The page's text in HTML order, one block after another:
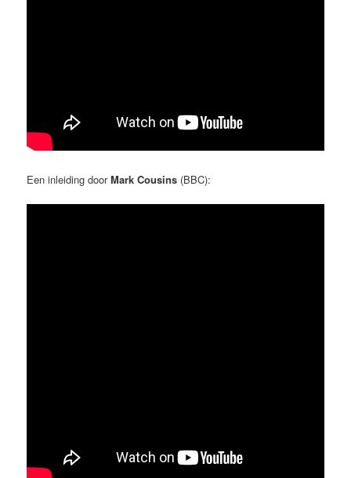
Een inleiding doorMark Cousins (BBC):